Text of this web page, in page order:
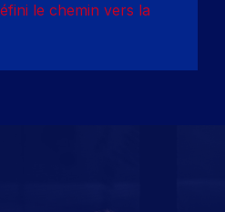
le chemin vers la